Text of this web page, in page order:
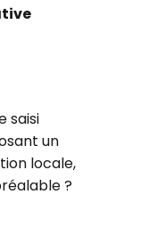
saisi
un
locale,
?